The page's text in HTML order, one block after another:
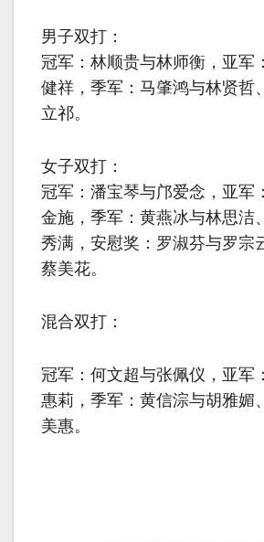
男子双打：
冠军：林顺贵与林师衡，亚军
健祥，季军：马肇鸿与林贤哲
立祁。
女子双打：
冠军：潘宝琴与邝爱念，亚军
金施，季军：黄燕冰与林思洁
秀满，安慰奖：罗淑芬与罗宗
蔡美花。
混合双打：
冠军：何文超与张佩仪，亚军
惠莉，季军：黄信淙与胡雅媚
美惠。